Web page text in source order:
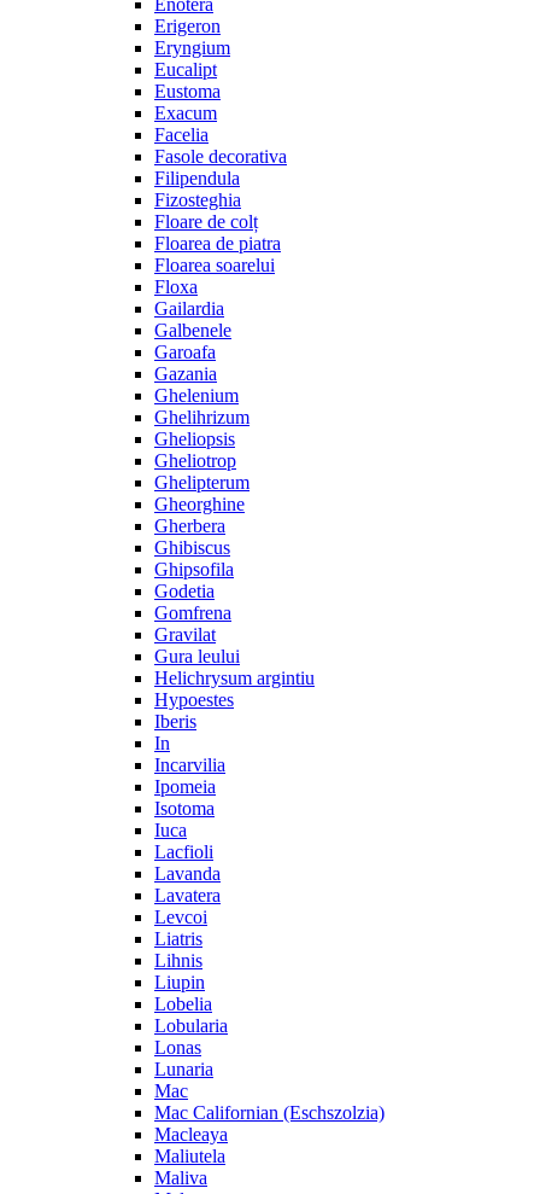
Enotera
Erigeron
Eryngium
Eucalipt
Eustoma
Exacum
Facelia
Fasole decorativa
Filipendula
Fizosteghia
Floare de colț
Floarea de piatra
Floarea soarelui
Floxa
Gailardia
Galbenele
Garoafa
Gazania
Ghelenium
Ghelihrizum
Gheliopsis
Gheliotrop
Ghelipterum
Gheorghine
Gherbera
Ghibiscus
Ghipsofila
Godetia
Gomfrena
Gravilat
Gura leului
Helichrysum argintiu
Hypoestes
Iberis
In
Incarvilia
Ipomeia
Isotoma
Iuca
Lacfioli
Lavanda
Lavatera
Levcoi
Liatris
Lihnis
Liupin
Lobelia
Lobularia
Lonas
Lunaria
Mac
Mac Californian (Eschszolzia)
Macleaya
Maliutela
Maliva